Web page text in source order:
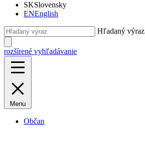
SKSlovensky
ENEnglish
Hľadaný výraz
rozšírené vyhľadávanie
Menu
Občan